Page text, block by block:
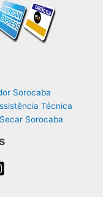
Sorocaba
Técnica
Sorocaba